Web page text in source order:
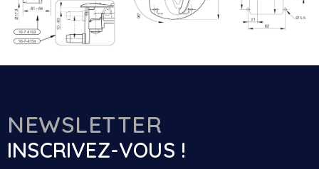
NEWSLETTER
INSCRIVEZ-VOUS !